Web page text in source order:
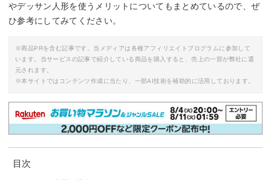
やデッサン人形を使うメリットについてもまとめているので、ぜ
ひ参考にしてみてください。
※商品PRを含む記事です。当メディアは各種アフィリエイトプログラムに参加して
います。当サービスの記事で紹介している商品を購入すると、売上の一部が弊社に還
元されます。
※本サイトではコンテンツ作成に当たり、一部AI技術を補助的に活用しております。
目次